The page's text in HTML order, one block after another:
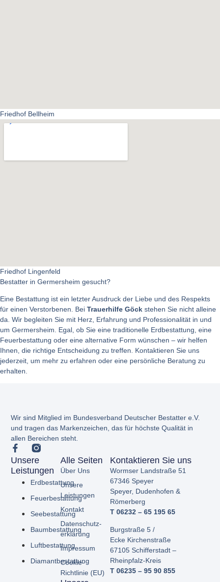
Friedhof Bellheim
Friedhof Lingenfeld
Bestatter in Germersheim gesucht?
Eine Bestattung ist ein letzter Ausdruck der Liebe und des Respekts
für einen Verstorbenen. Bei Trauerhilfe Göck stehen Sie nicht alleine
da. Wir begleiten Sie mit Herz, Erfahrung und Professionalität in und
um Germersheim. Egal, ob Sie eine traditionelle Erdbestattung, eine
Feuerbestattung oder eine alternative Form wünschen – wir helfen
Ihnen, die richtige Entscheidung zu treffen. Kontaktieren Sie uns
jederzeit, um mehr zu erfahren oder eine persönliche Beratung zu
erhalten.
Wir sind Mitglied im Bundesverband Deutscher Bestatter e.V.
und tragen das Markenzeichen, das für höchste Qualität in
allen Bereichen steht.
Unsere
Leistungen
Erdbestattung
Feuerbestattung
Seebestattung
Baumbestattung
Luftbestattung
Diamantbestattung
Alle Seiten
Über Uns
Unsere
Leistungen
Kontakt
Datenschutz­
erklärung
Impressum
Cookie-
Richtlinie (EU)
Kontaktieren Sie uns
Wormser Landstraße 51
67346 Speyer
Speyer, Dudenhofen &
Römerberg
T 06232 – 65 195 65
Burgstraße 5 /
Ecke Kirchenstraße
67105 Schifferstadt –
Rheinpfalz-Kreis
T 06235 – 95 90 855